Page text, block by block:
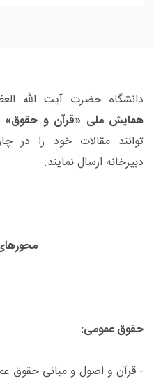
دانشگاه حضرت آیت الله
همایش ملی «قرآن و حقوق»
توانند مقالات خود را در
دبیرخانه ارسال نمایند.
حقوق عمومی:
- قرآن و اصول و مبانی حقوق